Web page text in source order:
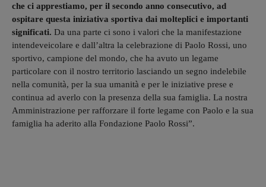
che ci apprestiamo, per il secondo anno consecutivo, ad
ospitare questa iniziativa sportiva dai molteplici e importanti
significati. Da una parte ci sono i valori che la manifestazione
intendeveicolare e dall’altra la celebrazione di Paolo Rossi, uno
sportivo, campione del mondo, che ha avuto un legame
particolare con il nostro territorio lasciando un segno indelebile
nella comunità, per la sua umanità e per le iniziative prese e
continua ad averlo con la presenza della sua famiglia. La nostra
Amministrazione per rafforzare il forte legame con Paolo e la sua
famiglia ha aderito alla Fondazione Paolo Rossi”.